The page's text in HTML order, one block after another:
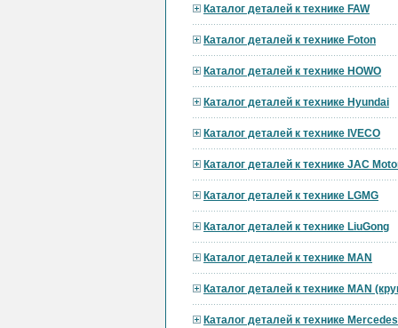
Каталог деталей к технике FAW
Каталог деталей к технике Foton
Каталог деталей к технике HOWO
Каталог деталей к технике Hyundai
Каталог деталей к технике IVECO
Каталог деталей к технике JAC
Каталог деталей к технике LGMG
Каталог деталей к технике LiuGong
Каталог деталей к технике MAN
Каталог деталей к технике MAN
Каталог деталей к технике